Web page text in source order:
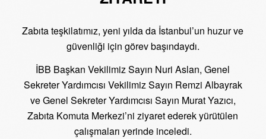
Zabıta teşkilatımız, yeni yılda da İstanbul’un huzur ve
güvenliği için görev başındaydı.
İBB Başkan Vekilimiz Sayın Nuri Aslan, Genel
Sekreter Yardımcısı Vekilimiz Sayın Remzi Albayrak
ve Genel Sekreter Yardımcısı Sayın Murat Yazıcı,
Zabıta Komuta Merkezi’ni ziyaret ederek yürütülen
çalışmaları yerinde inceledi.